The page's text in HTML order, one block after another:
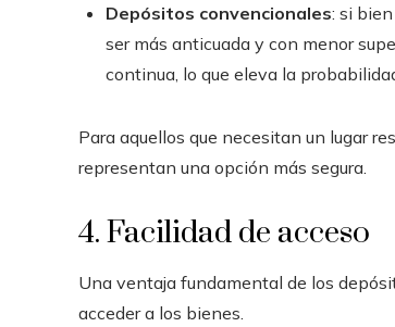
Depósitos convencionales: si
ser más anticuada y con menor
continua, lo que eleva la
Para aquellos que necesitan un lugar
representan una opción más segura.
4. Facilidad de acceso
Una ventaja fundamental de los
acceder a los bienes.